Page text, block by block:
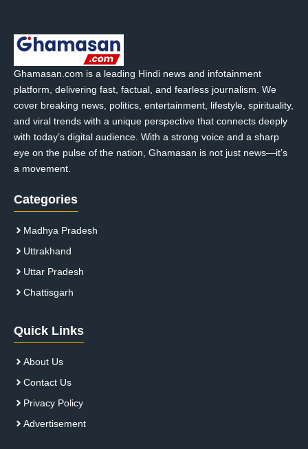
Ghamasan.com is a leading Hindi news and infotainment
platform, delivering fast, factual, and fearless journalism. We
cover breaking news, politics, entertainment, lifestyle, spirituality,
and viral trends with a unique perspective that connects deeply
with today’s digital audience. With a strong voice and a sharp
eye on the pulse of the nation, Ghamasan is not just news—it’s
a movement.
Categories
Madhya Pradesh
Uttrakhand
Uttar Pradesh
Chattisgarh
Quick Links
About Us
Contact Us
Privacy Policy
Advertisement